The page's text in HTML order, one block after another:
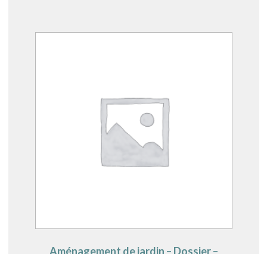
Aménagement de jardin – Dossier –